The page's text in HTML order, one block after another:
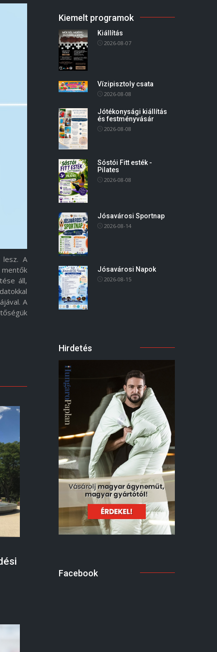
lesz. A
áll,
A
Kiemelt programok
Kiállítás
2026-08-07
Vízipisztoly csata
2026-08-08
Jótékonysági kiállítás
és festményvásár
2026-08-08
Sóstói Fitt esték -
Pilates
2026-08-08
Jósavárosi Sportnap
2026-08-14
Jósavárosi Napok
2026-08-15
Hirdetés
Facebook